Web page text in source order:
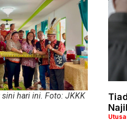
hari ini. Foto: JKKK